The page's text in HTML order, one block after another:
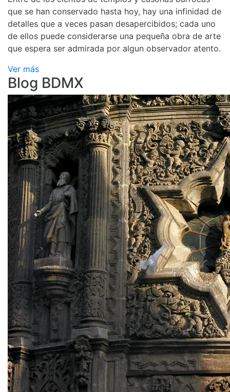
que se han conservado hasta hoy, hay una infinidad de
detalles que a veces pasan desapercibidos; cada uno
de ellos puede considerarse una pequeña obra de arte
que espera ser admirada por algun observador atento.
Ver más
Blog BDMX